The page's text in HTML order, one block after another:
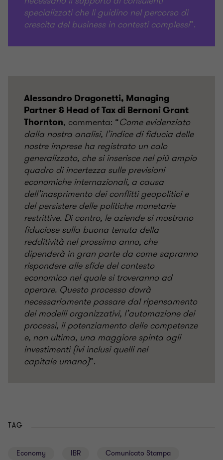
specializzati che li guidino nel percorso di
crescita del business in contesti complessi”.
Alessandro Dragonetti, Managing
Partner & Head of Tax di Bernoni Grant
Thornton, commenta: “Come evidenziato
dalla nostra analisi, l’indice di fiducia delle
nostre imprese ha registrato un calo
generalizzato, che si inserisce nel più ampio
quadro di incertezza sulle previsioni
economiche internazionali, a causa
dell’inasprimento dei conflitti geopolitici e
del persistere delle politiche monetarie
restrittive. Di contro, le aziende si mostrano
fiduciose sulla buona tenuta della
redditività nel prossimo anno, che
dipenderà in gran parte da come sapranno
rispondere alle sfide del contesto
economico nel quale si troveranno ad
operare. Questo processo dovrà
necessariamente passare dal ripensamento
dei modelli organizzativi, l’automazione dei
processi, il potenziamento delle competenze
e, non ultima, una maggiore spinta agli
investimenti (ivi inclusi quelli nel
capitaleumano)”.
TAG
Economy IBR Comunicato Stampa